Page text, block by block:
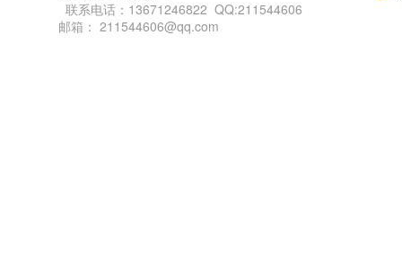
联系电话：13671246822 QQ:211544606
邮箱： 211544606@qq.com